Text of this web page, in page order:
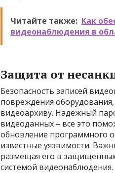
Читайте также: Как
видеонаблюдения в
Защита от
Безопасность записей
повреждения
видеоархиву. Надежный
видеоданных – все это
обновление программного
известные уязвимости.
размещая его в
системой видеонаблюдения.